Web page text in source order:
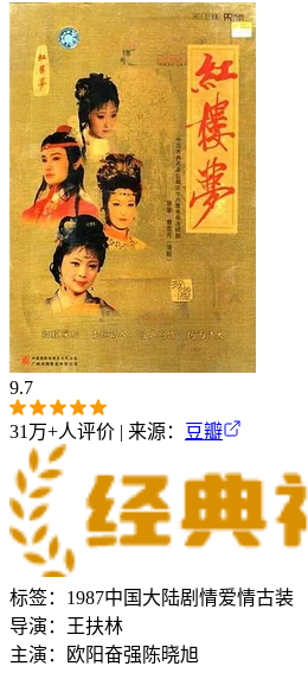
9.7
31万+人评价 | 来源： 豆瓣
标签： 1987中国大陆剧情爱情古装
导演：
王扶林
主演：
欧阳奋强 陈晓旭